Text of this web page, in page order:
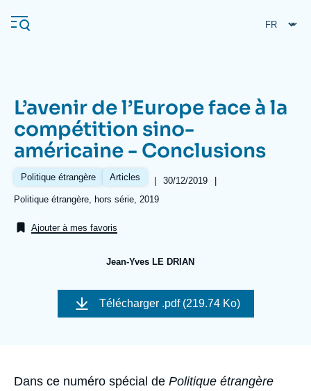
au
contenu
Navigation
principale
L'Ifri
Analyses
Se connecter
L’avenir de l’Europe face à la
compétition sino-
américaine - Conclusions
Politique étrangère Articles |
Date
30/12/2019
|
Références
Politique étrangère, hors série, 2019
Ajouter à mes favoris
Jean-Yves LE DRIAN
Image
couverture
Télécharger .pdf (219.74 Ko)
Accroche
Dans ce numéro spécial de Politique étrangère